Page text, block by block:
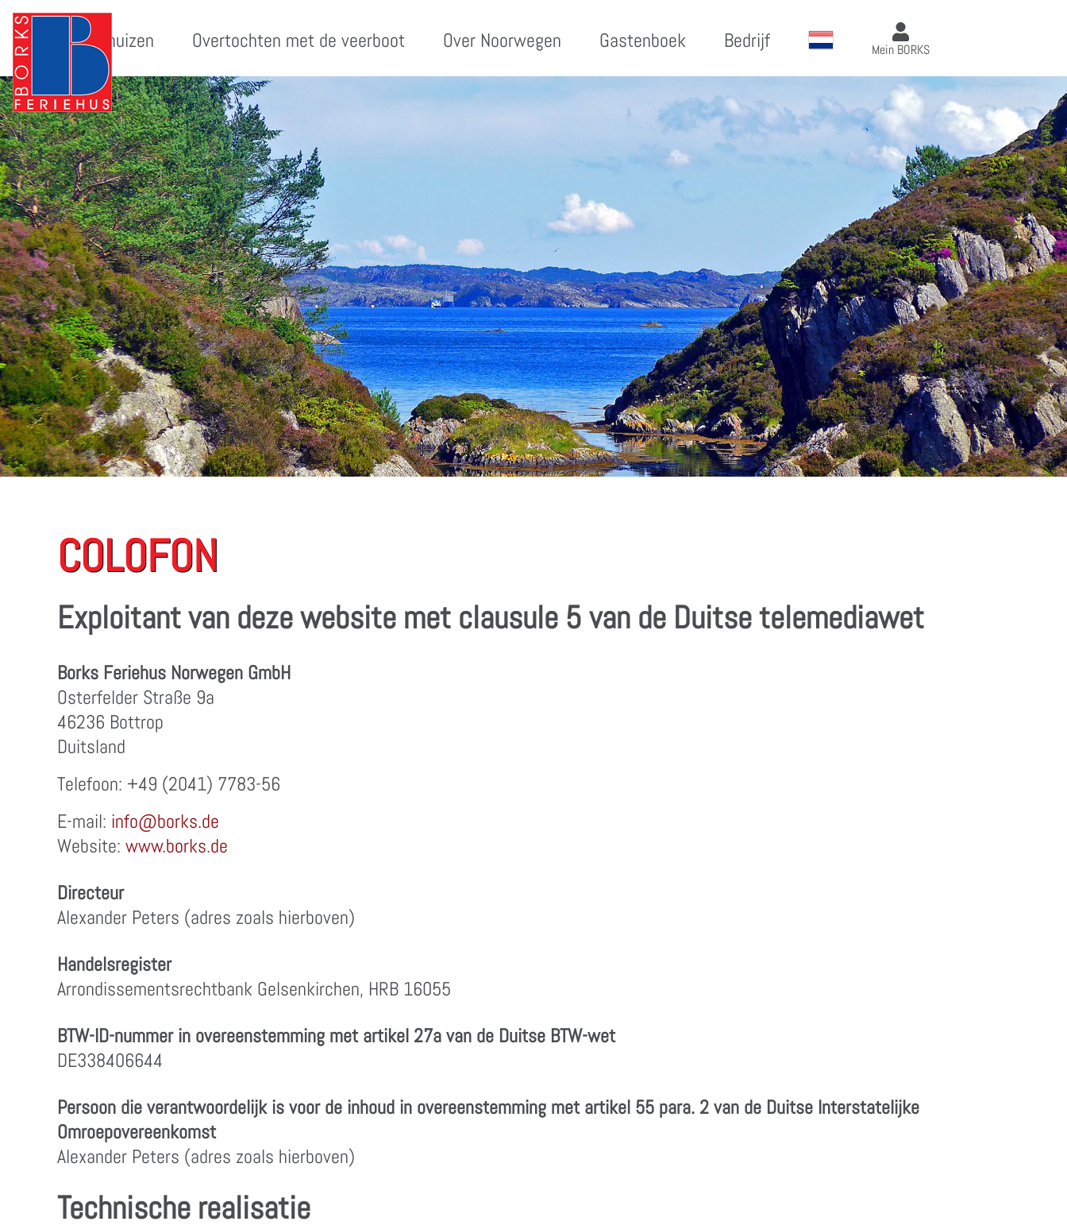
Vakantiehuizen Overtochten met de veerboot Over Noorwegen Gastenboek Bedrijf Mein BORKS
COLOFON
Exploitant van deze website met clausule 5 van de Duitse telemediawet
Borks Feriehus Norwegen GmbH
Osterfelder Straße 9a
46236 Bottrop
Duitsland
Telefoon: +49 (2041) 7783-56
E-mail: info@borks.de
Website: www.borks.de
Directeur
Alexander Peters (adres zoals hierboven)
Handelsregister
Arrondissementsrechtbank Gelsenkirchen, HRB 16055
BTW-ID-nummer in overeenstemming met artikel 27a van de Duitse BTW-wet
DE338406644
Persoon die verantwoordelijk is voor de inhoud in overeenstemming met artikel 55 para. 2 van de Duitse Interstatelijke
Omroepovereenkomst
Alexander Peters (adres zoals hierboven)
Technische realisatie